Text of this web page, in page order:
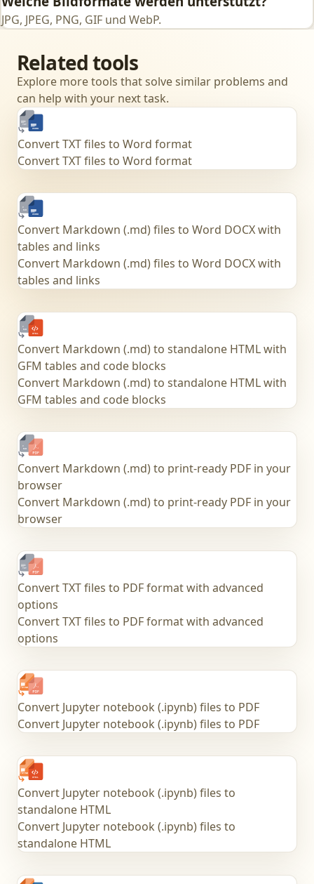
JPG, JPEG, PNG, GIF und WebP.
Related tools
Explore more tools that solve similar problems and
can help with your next task.
Convert TXT files to Word format
Convert TXT files to Word format
Convert Markdown (.md) files to Word DOCX with
tables and links
Convert Markdown (.md) files to Word DOCX with
tables and links
Convert Markdown (.md) to standalone HTML with
GFM tables and code blocks
Convert Markdown (.md) to standalone HTML with
GFM tables and code blocks
Convert Markdown (.md) to print-ready PDF in your
browser
Convert Markdown (.md) to print-ready PDF in your
browser
Convert TXT files to PDF format with advanced
options
Convert TXT files to PDF format with advanced
options
Convert Jupyter notebook (.ipynb) files to PDF
Convert Jupyter notebook (.ipynb) files to PDF
Convert Jupyter notebook (.ipynb) files to
standalone HTML
Convert Jupyter notebook (.ipynb) files to
standalone HTML